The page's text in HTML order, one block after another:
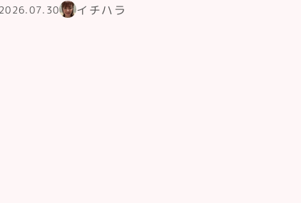
2026.07.30 イチハラ